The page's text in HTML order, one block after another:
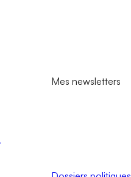
Mes newsletters